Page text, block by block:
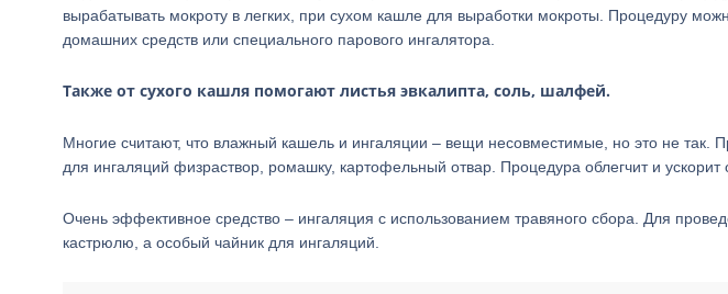
вырабатывать мокроту в легких, при сухом кашле для выработки мокроты. Процедуру
домашних средств или специального парового ингалятора.
Также от сухого кашля помогают листья эвкалипта, соль, шалфей.
Многие считают, что влажный кашель и ингаляции – вещи несовместимые, но это не так.
для ингаляций физраствор, ромашку, картофельный отвар. Процедура облегчит и ускорит
Очень эффективное средство – ингаляция с использованием травяного сбора. Для
кастрюлю, а особый чайник для ингаляций.